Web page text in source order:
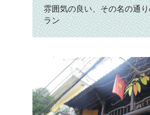
雰囲気の良い、その名の通
ラン